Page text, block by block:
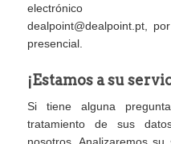
electrónico
dealpoint@dealpoint.pt,
presencial.
¡Estamos a su
Si tiene alguna
tratamiento de sus